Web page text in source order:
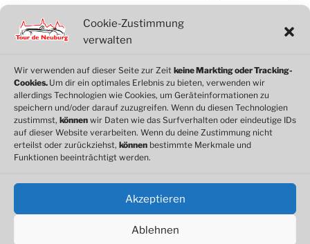
Cookie-Zustimmung
verwalten
Wir verwenden auf dieser Seite zur Zeit keine Markting oder Tracking-
Cookies. Um dir ein optimales Erlebnis zu bieten, verwenden wir
allerdings Technologien wie Cookies, um Geräteinformationen zu
speichern und/oder darauf zuzugreifen. Wenn du diesen Technologien
zustimmst, können wir Daten wie das Surfverhalten oder eindeutige IDs
auf dieser Website verarbeiten. Wenn du deine Zustimmung nicht
erteilst oder zurückziehst, können bestimmte Merkmale und
Funktionen beeinträchtigt werden.
Akzeptieren
Ablehnen
WordPress
WhatsApp
Facebook
Link
© 2026 Motorclub Neuburg e.V.
Cookie-Richtlinie
Impressum